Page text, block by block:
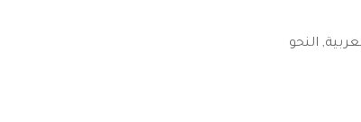
, النحو